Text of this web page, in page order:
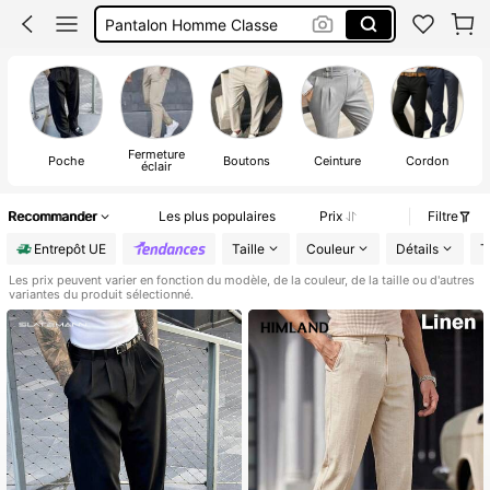
Pantalon Homme Classe
Pantalon Homme
Poche Fermeture
éclair Boutons Ceinture Cordon
Recommander Les plus populaires Prix
Filtre
Entrepôt UE
Taille Couleur Détails
Les prix peuvent varier en fonction du modèle, de la couleur, de la taille ou d'autres
variantes du produit sélectionné.